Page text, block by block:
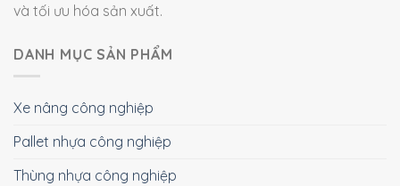
và tối ưu hóa sản xuất.
DANH MỤC SẢN PHẨM
Xe nâng công nghiệp
Pallet nhựa công nghiệp
Thùng nhựa công nghiệp